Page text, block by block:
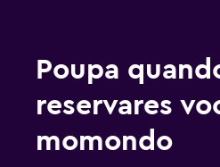
Poupa
reservares
momondo